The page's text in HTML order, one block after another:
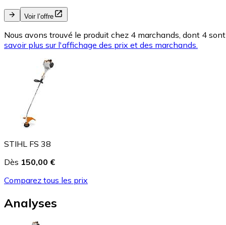
Voir l’offre
Nous avons trouvé le produit chez 4 marchands, dont 4
savoir plus sur l'affichage des prix et des marchands.
STIHL FS 38
Dès 150,00 €
Comparez tous les prix
Analyses